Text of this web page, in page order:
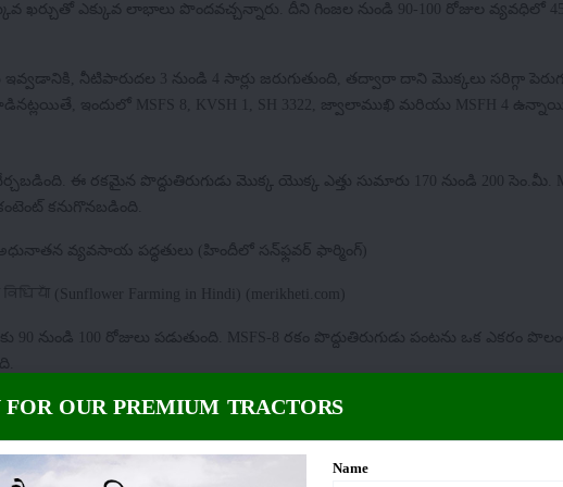
ఖర్చుతో ఎక్కువ లాభాలు పొందవచ్చన్నారు. దీని గింజల నుండి 90-100 రోజుల వ్యవధిలో
ఇవ్వడానికి, నీటిపారుదల 3 నుండి 4 సార్లు జరుగుతుంది, తద్వారా దాని మొక్కలు సరిగ్గా
ఇందులో MSFS 8, KVSH 1, SH 3322, జ్వాలాముఖి మరియు MSFH 4
ఈ రకమైన పొద్దుతిరుగుడు మొక్క యొక్క ఎత్తు సుమారు 170 నుండి 200 సెం.మీ.
కనుగొనబడింది.
అధునాతన వ్యవసాయ పద్ధతులు (హిందీలో సన్‌ఫ్లవర్ ఫార్మింగ్)
Farming in Hindi) (merikheti.com)
90 నుండి 100 రోజులు పడుతుంది. MSFS-8 రకం పొద్దుతిరుగుడు పంటను ఒక ఎకరం
ఇది అద్భుతమైన ఉత్పత్తిని ఇస్తుంది. ఈ రకమైన పొద్దుతిరుగుడు మొక్క యొక్క ఎత్తు
FOR OUR PREMIUM TRACTORS
Name